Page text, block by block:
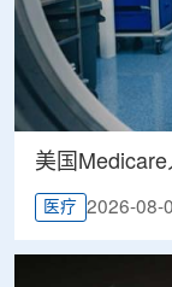
美国
医疗 2026-08-